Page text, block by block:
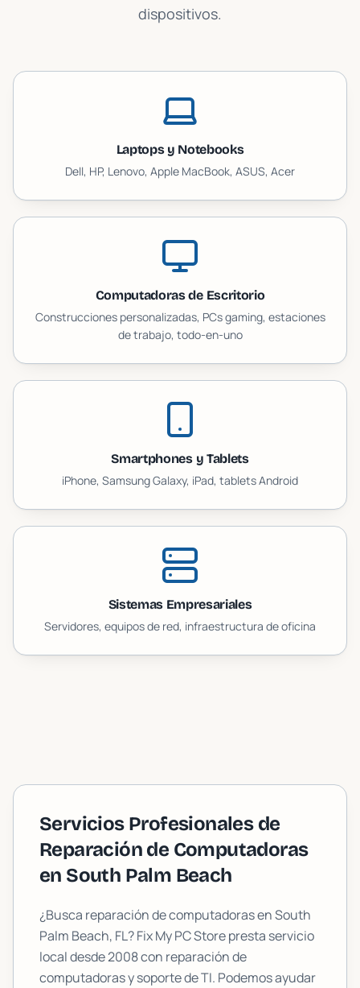
dispositivos.
Laptops y Notebooks
Dell, HP, Lenovo, Apple MacBook, ASUS, Acer
Computadoras de Escritorio
Construcciones personalizadas, PCs gaming, estaciones
de trabajo, todo-en-uno
Smartphones y Tablets
iPhone, Samsung Galaxy, iPad, tablets Android
Sistemas Empresariales
Servidores, equipos de red, infraestructura de oficina
Servicios Profesionales de
Reparación de Computadoras
en South Palm Beach
¿Busca reparación de computadoras enSouth
Palm Beach, FL? Fix My PC Store presta servicio
local desde 2008 con reparación de
computadoras y soporte de TI. Podemos ayudar